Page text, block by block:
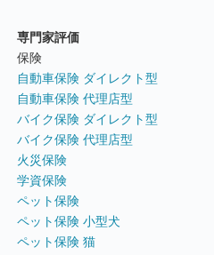
専門家評価
保険
自動車保険 ダイレクト型
自動車保険 代理店型
バイク保険 ダイレクト型
バイク保険 代理店型
火災保険
学資保険
ペット保険
ペット保険 小型犬
ペット保険 猫